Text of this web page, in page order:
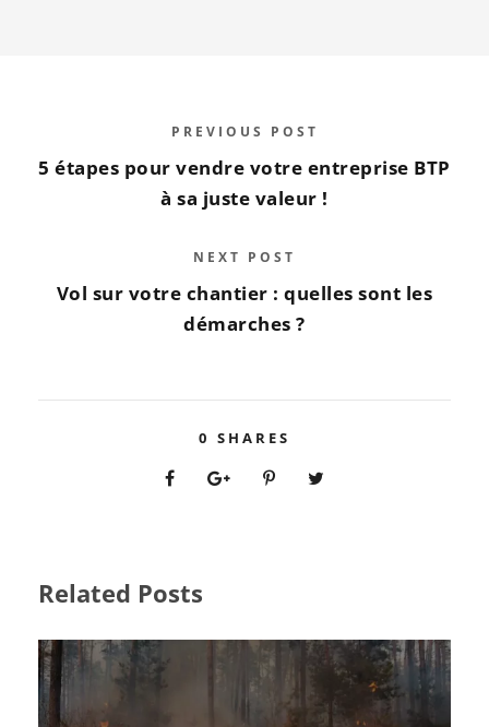
PREVIOUS POST
5 étapes pour vendre votre entreprise BTP
à sa juste valeur !
NEXT POST
Vol sur votre chantier : quelles sont les
démarches ?
0 SHARES
Related Posts